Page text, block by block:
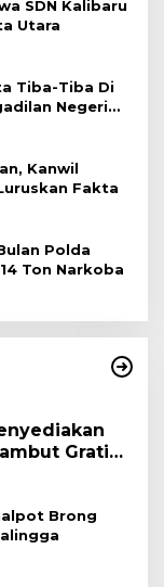
SDN Kalibaru
Utara
Tiba-Tiba Di
Negeri
Hukum Sejak
Kanwil
Fakta
Polda
Ton Narkoba
Gratis
Brong